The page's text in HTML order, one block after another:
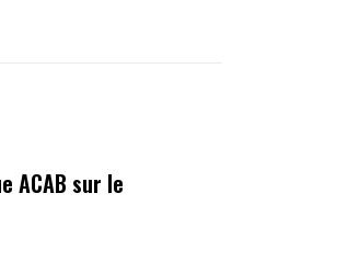
ACAB sur le